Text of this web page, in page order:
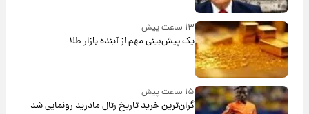
۱۳ ساعت پیش
یک پیش‌بینی مهم از آینده بازار طلا
۱۵ ساعت پیش
گران‌ترین خرید تاریخ رئال مادرید رونمایی شد